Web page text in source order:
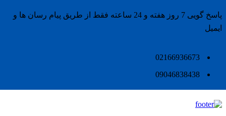
پاسخ گویی 7 روز هفته و 24 ساعته فقط از طریق پیام رسان ها و
ایمیل
02166936673
09046838438